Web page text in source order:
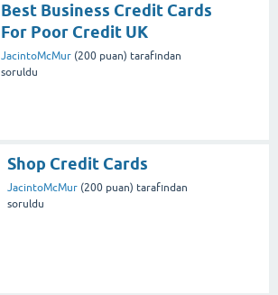
Best Business Credit Cards
For Poor Credit UK
JacintoMcMur (200 puan) tarafından
soruldu
Shop Credit Cards
JacintoMcMur (200 puan) tarafından
soruldu